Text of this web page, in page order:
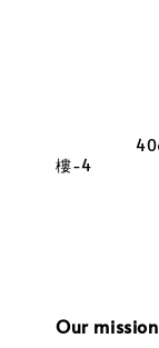
樓-4
Our mission